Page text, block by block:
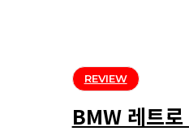
REVIEW
BMW 레트